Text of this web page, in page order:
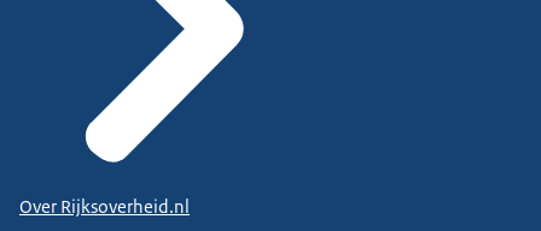
Over Rijksoverheid.nl